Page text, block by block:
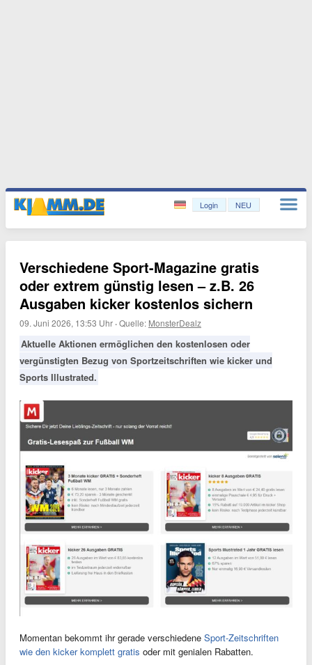
Login NEU
Verschiedene Sport-Magazine gratis
oder extrem günstig lesen – z.B. 26
Ausgaben kicker kostenlos sichern
09. Juni 2026, 13:53 Uhr ·Quelle: MonsterDealz
Aktuelle Aktionen ermöglichen den kostenlosen oder
vergünstigten Bezug von Sportzeitschriften wie kicker und
Sports Illustrated.
Momentan bekommt ihr gerade verschiedene Sport-Zeitschriften
wie den kicker komplett gratis oder mit genialen Rabatten.